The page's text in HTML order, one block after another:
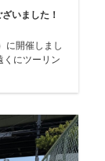
いました！
に開催しまし